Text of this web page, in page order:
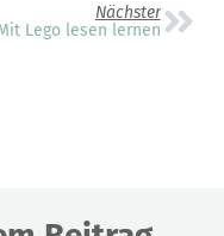
Nächster
Lego lesen lernen